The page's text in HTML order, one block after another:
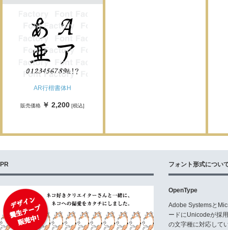
AR行楷書体H
販売価格 ￥ 2,200 [税込]
PR フォント形式につい
OpenType
Adobe Systemsと
ードにUnicodeが採
の文字種に対応して